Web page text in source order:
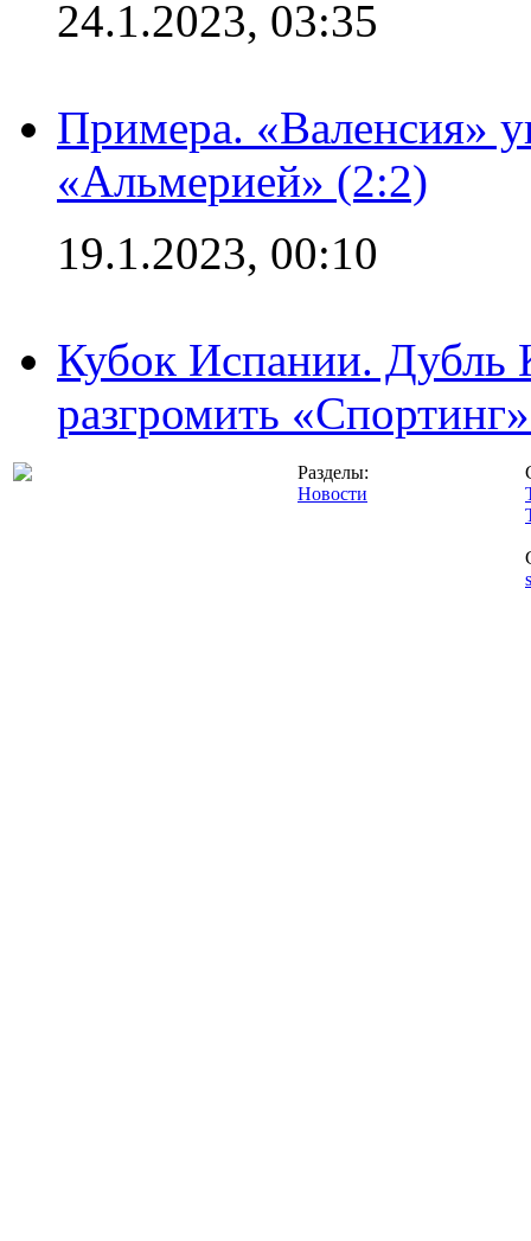
24.1.2023, 03:35
Примера. «Валенсия»
«Альмерией» (2:2)
19.1.2023, 00:10
Кубок Испании. Дубль
разгромить
Разделы:
Новости